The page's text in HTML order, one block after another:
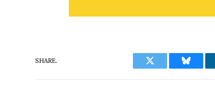
SHARE.
Twitter Bluesky